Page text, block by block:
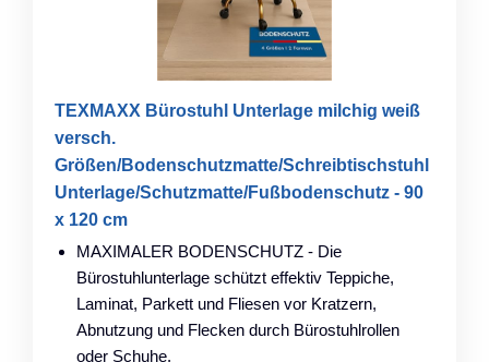
TEXMAXX Bürostuhl Unterlage milchig weiß
versch.
Größen/Bodenschutzmatte/Schreibtischstuhl
Unterlage/Schutzmatte/Fußbodenschutz - 90
x 120 cm
MAXIMALER BODENSCHUTZ - Die
Bürostuhlunterlage schützt effektiv Teppiche,
Laminat, Parkett und Fliesen vor Kratzern,
Abnutzung und Flecken durch Bürostuhlrollen
oder Schuhe.